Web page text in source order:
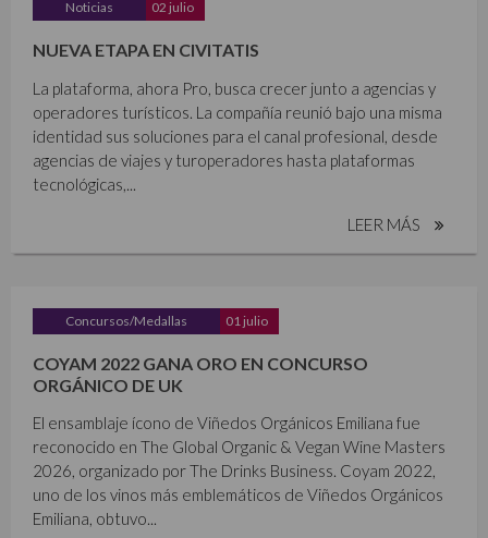
Noticias 02 julio
NUEVA ETAPA EN CIVITATIS
La plataforma, ahora Pro, busca crecer junto a agencias y
operadores turísticos. La compañía reunió bajo una misma
identidad sus soluciones para el canal profesional, desde
agencias de viajes y turoperadores hasta plataformas
tecnológicas,...
LEER MÁS
Concursos/Medallas 01 julio
COYAM 2022 GANA ORO EN CONCURSO
ORGÁNICO DE UK
El ensamblaje ícono de Viñedos Orgánicos Emiliana fue
reconocido en The Global Organic & Vegan Wine Masters
2026, organizado por The Drinks Business. Coyam 2022,
uno de los vinos más emblemáticos de Viñedos Orgánicos
Emiliana, obtuvo...